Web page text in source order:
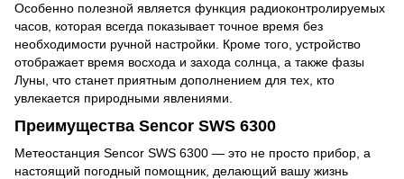
Особенно полезной является функция радиоконтролируемых
часов, которая всегда показывает точное время без
необходимости ручной настройки. Кроме того, устройство
отображает время восхода и захода солнца, а также фазы
Луны, что станет приятным дополнением для тех, кто
увлекается природными явлениями.
Преимущества Sencor SWS 6300
Метеостанция Sencor SWS 6300 — это не просто прибор, а
настоящий погодный помощник, делающий вашу жизнь